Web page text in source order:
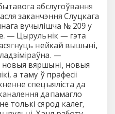
абслугоўвання
заканчэння Слуцкага
вучылішча № 209 у
— Цырульнік — гэта
нейкай вышыні,
—
новыя вяршыні, новыя
а таму ў прафесіі
спецыяліста да
дапамагло
толькі сярод калег,